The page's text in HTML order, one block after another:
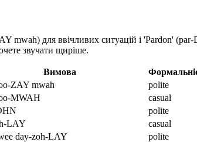
mwah) для ввічливих ситуацій і 'Pardon'
звучати щиріше.
Вимова
ZAY mwah
polite
MWAH
casual
polite
LAY
casual
day-zoh-LAY
polite